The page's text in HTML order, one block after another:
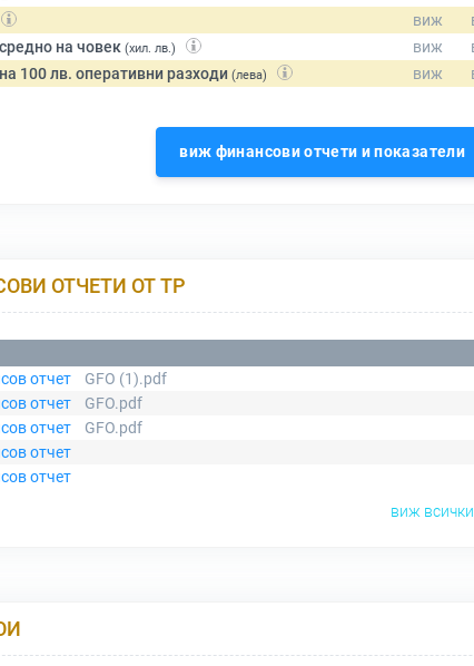
на човек (хил. лв.)
100 лв. оперативни разходи (лева)
виж финансови отчети и показатели
ОТЧЕТИ ОТ ТР
отчет
GFO (1).pdf
отчет
GFO.pdf
отчет
GFO.pdf
отчет
отчет
виж всички